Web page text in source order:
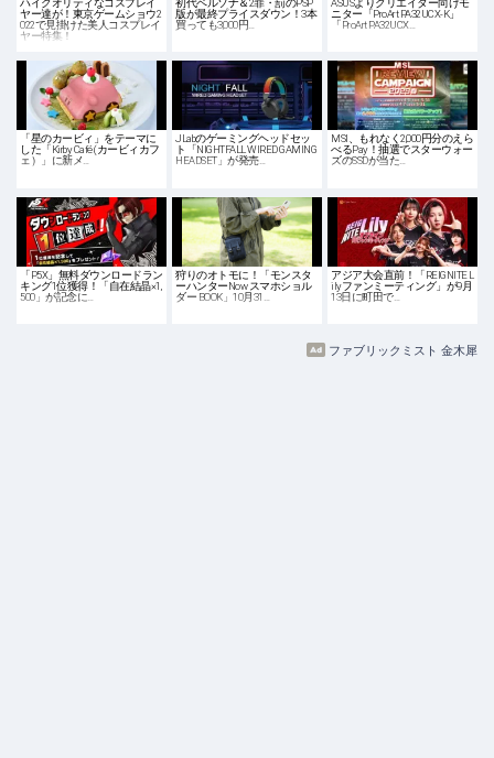
ヤー達が！東京ゲームショウ2
022で見掛けた美人コスプレイ
ヤー特集！
版が最終プライスダウン！3本
買っても3,000円…
ニター「ProArt PA32UCX-K」
「ProArt PA32UCX…
「星のカービィ」をテーマに
した「Kirby Café (カービィカフ
ェ）」に新メ…
JLabのゲーミングヘッドセッ
ト「NIGHTFALL WIRED GAMING
HEADSET」が発売…
MSI、もれなく2,000円分のえら
べるPay！抽選でスターウォー
ズのSSDが当た…
「P5X」無料ダウンロードラン
キング1位獲得！「自在結晶×1,
500」が記念に…
狩りのオトモに！「モンスタ
ーハンターNow スマホショル
ダー BOOK」10月31…
アジア大会直前！「REIGNITE L
ilyファンミーティング」が9月
13日に町田で…
ファブリックミスト 金木犀